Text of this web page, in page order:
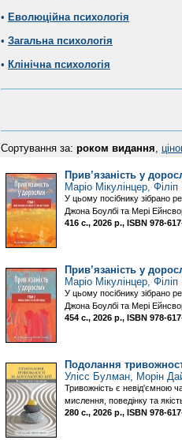
• Еволюційна психологія
• Загальна психологія
• Клінічна психологія
Сортування за: роком видання,
Прив’язаність у
Маріо Мікулінцер,
У цьому посібнику зібрано
Джона Боулбі та Мері
416 с., 2026 р., ISBN 978-
Прив’язаність у
Маріо Мікулінцер,
У цьому посібнику зібрано
Джона Боулбі та Мері
454 с., 2026 р., ISBN 978-
Подолання
Улісс Булман, Морін
Тривожність є невід'ємною
мислення, поведінку та
280 с., 2026 р., ISBN 978-